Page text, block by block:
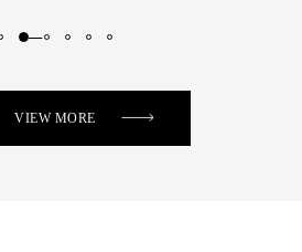
VIEW MORE